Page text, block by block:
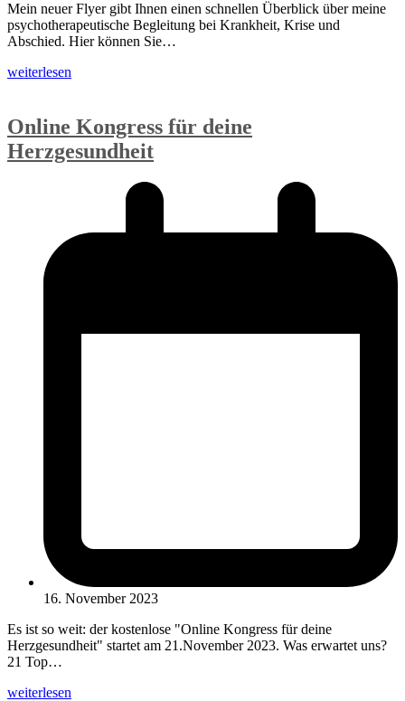
Mein neuer Flyer gibt Ihnen einen schnellen Überblick über meine
psychotherapeutische Begleitung bei Krankheit, Krise und
Abschied. Hier können Sie…
weiterlesen
Online Kongress für deine
Herzgesundheit
16. November 2023
Es ist so weit: der kostenlose "Online Kongress für deine
Herzgesundheit" startet am 21.November 2023. Was erwartet uns?
21 Top…
weiterlesen